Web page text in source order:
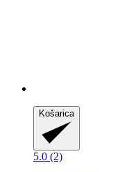
Košarica
5.0 (2)